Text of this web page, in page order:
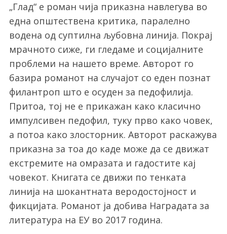
„Глад“ е роман чија приказна навлегува во
една општествена критика, паралелно
водена од суптилна љубовна линија. Покрај
мрачното сиже, ги гледаме и социјалните
проблеми на нашето време. Авторот го
базира романот на случајот со еден познат
филантроп што е осуден за педофилија.
Притоа, тој не е прикажан како класично
импулсивен педофил, туку прво како човек,
а потоа како злосторник. Авторот раскажува
приказна за тоа до каде може да се движат
екстремите на омразата и гадостите кај
човекот. Книгата се движи по тенката
линија на шокантната веродостојност и
фикцијата. Романот ја добива Наградата за
литература на ЕУ во 2017 година.